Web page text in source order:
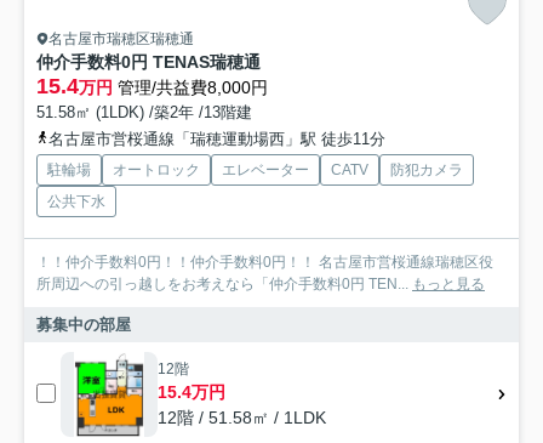
名古屋市瑞穂区瑞穂通
仲介手数料0円 TENAS瑞穂通
15.4万円 管理/共益費8,000円
51.58㎡ (1LDK) /築2年 /13階建
名古屋市営桜通線「瑞穂運動場西」駅 徒歩11分
駐輪場 オートロック エレベーター CATV
防犯カメラ
公共下水
！！仲介手数料0円！！仲介手数料0円！！ 名古屋市営桜通線瑞穂区役
所周辺への引っ越しをお考えなら「仲介手数料0円 TEN...
もっと見る
募集中の部屋
12階
15.4万円
12階 / 51.58㎡ / 1LDK